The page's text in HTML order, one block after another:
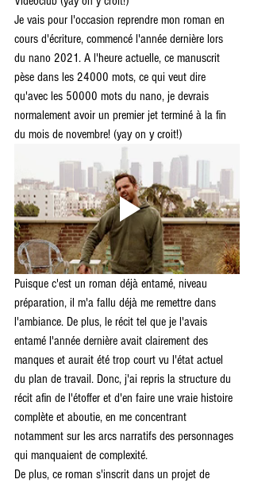
Je vais pour l'occasion reprendre mon roman en
cours d'écriture, commencé l'année dernière lors
du nano 2021. A l'heure actuelle, ce manuscrit
pèse dans les 24000 mots, ce qui veut dire
qu'avec les 50000 mots du nano, je devrais
normalement avoir un premier jet terminé à la fin
du mois de novembre! (yay on y croit!)
Puisque c'est un roman déjà entamé, niveau
préparation, il m'a fallu déjà me remettre dans
l'ambiance. De plus, le récit tel que je l'avais
entamé l'année dernière avait clairement des
manques et aurait été trop court vu l'état actuel
du plan de travail. Donc, j'ai repris la structure du
récit afin de l'étoffer et d'en faire une vraie histoire
complète et aboutie, en me concentrant
notamment sur les arcs narratifs des personnages
qui manquaient de complexité.
De plus, ce roman s'inscrit dans un projet de